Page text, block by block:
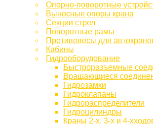
Опорно-поворотные
Выносные опоры крана
Секции стрел
Поворотные рамы
Противовесы для
Кабины
Гидрооборудование
Быстроразъемные
Вращающиеся
Гидрозамки
Гидроклапаны
Гидрораспределители
Гидроцилиндры
Краны 2-х, 3-х и 4-